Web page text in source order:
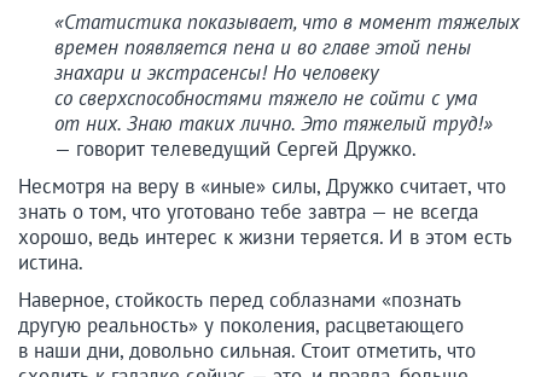
«Статистика показывает, что в момент тяжелых
времен появляется пена и во главе этой пены
знахари и экстрасенсы! Но человеку
со сверхспособностями тяжело не сойти с ума
от них. Знаю таких лично. Это тяжелый труд!»
— говорит телеведущий Сергей Дружко.
Несмотря на веру в «иные» силы, Дружко считает, что
знать о том, что уготовано тебе завтра — не всегда
хорошо, ведь интерес к жизни теряется. И в этом есть
истина.
Наверное, стойкость перед соблазнами «познать
другую реальность» у поколения, расцветающего
в наши дни, довольно сильная. Стоит отметить, что